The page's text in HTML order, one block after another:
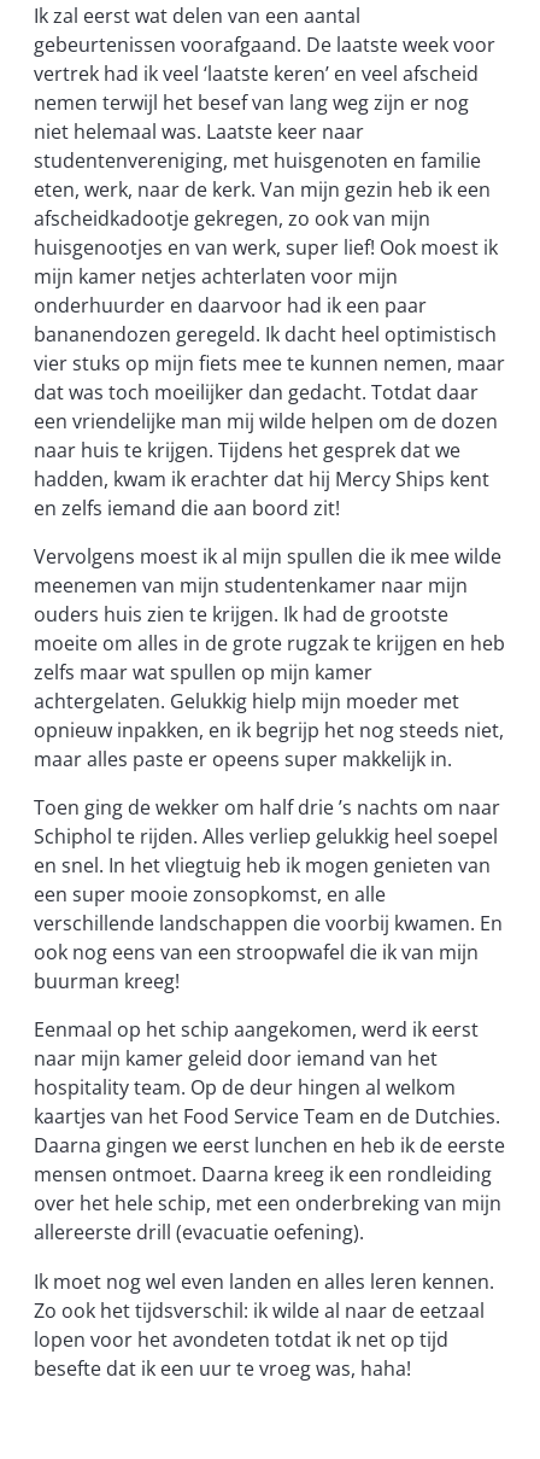
Ik zal eerst wat delen van een aantal
gebeurtenissen voorafgaand. De laatste week voor
vertrek had ik veel ‘laatste keren’ en veel afscheid
nemen terwijl het besef van lang weg zijn er nog
niet helemaal was. Laatste keer naar
studentenvereniging, met huisgenoten en familie
eten, werk, naar de kerk. Van mijn gezin heb ik een
afscheidkadootje gekregen, zo ook van mijn
huisgenootjes en van werk, super lief! Ook moest ik
mijn kamer netjes achterlaten voor mijn
onderhuurder en daarvoor had ik een paar
bananendozen geregeld. Ik dacht heel optimistisch
vier stuks op mijn fiets mee te kunnen nemen, maar
dat was toch moeilijker dan gedacht. Totdat daar
een vriendelijke man mij wilde helpen om de dozen
naar huis te krijgen. Tijdens het gesprek dat we
hadden, kwam ik erachter dat hij Mercy Ships kent
en zelfs iemand die aan boord zit!
Vervolgens moest ik al mijn spullen die ik mee wilde
meenemen van mijn studentenkamer naar mijn
ouders huis zien te krijgen. Ik had de grootste
moeite om alles in de grote rugzak te krijgen en heb
zelfs maar wat spullen op mijn kamer
achtergelaten. Gelukkig hielp mijn moeder met
opnieuw inpakken, en ik begrijp het nog steeds niet,
maar alles paste er opeens super makkelijk in.
Toen ging de wekker om half drie ’s nachts om naar
Schiphol te rijden. Alles verliep gelukkig heel soepel
en snel. In het vliegtuig heb ik mogen genieten van
een super mooie zonsopkomst, en alle
verschillende landschappen die voorbij kwamen. En
ook nog eens van een stroopwafel die ik van mijn
buurman kreeg!
Eenmaal op het schip aangekomen, werd ik eerst
naar mijn kamer geleid door iemand van het
hospitality team. Op de deur hingen al welkom
kaartjes van het Food Service Team en de Dutchies.
Daarna gingen we eerst lunchen en heb ik de eerste
mensen ontmoet. Daarna kreeg ik een rondleiding
over het hele schip, met een onderbreking van mijn
allereerste drill (evacuatie oefening).
Ik moet nog wel even landen en alles leren kennen.
Zo ook het tijdsverschil: ik wilde al naar de eetzaal
lopen voor het avondeten totdat ik net op tijd
besefte dat ik een uur te vroeg was, haha!